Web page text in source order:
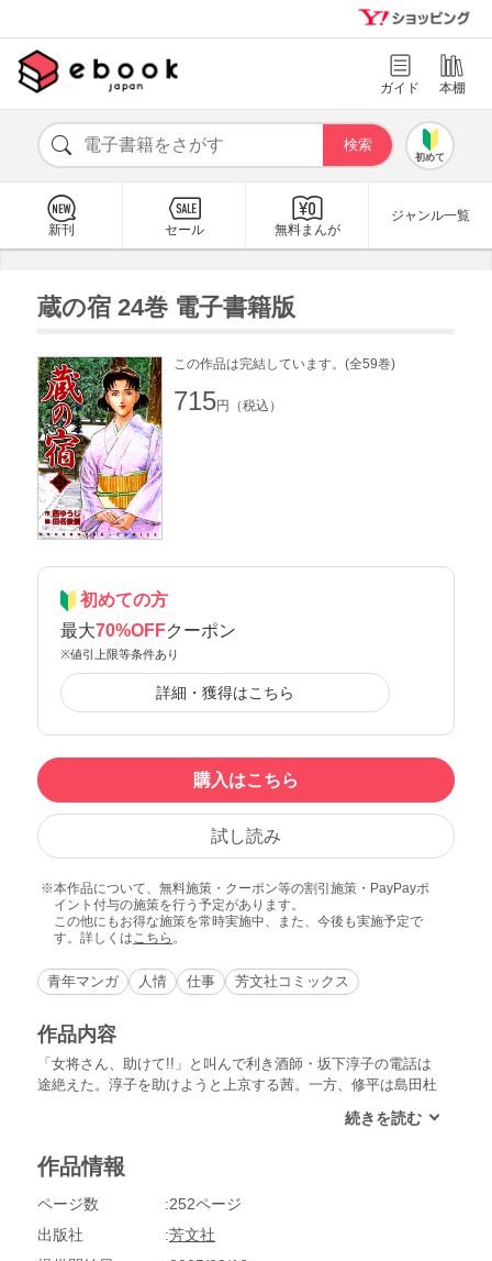
ガイド 本棚
初めて
新刊 セール 無料まんが
ジャンル一覧
蔵の宿 24巻 電子書籍版
この作品は完結しています。(全59巻)
715円（税込）
初めての方
最大70%OFFクーポン
※値引上限等条件あり
詳細・獲得はこちら
購入はこちら
試し読み
本作品について、無料施策・クーポン等の割引施策・PayPayポ
イント付与の施策を行う予定があります。
この他にもお得な施策を常時実施中、また、今後も実施予定で
す。詳しくはこちら 。
青年マンガ 人情 仕事 芳文社コミックス
作品内容
「女将さん、助けて!!」と叫んで利き酒師・坂下淳子の電話は
途絶えた。淳子を助けようと上京する茜。一方、修平は島田杜
作品情報
ページ数
252ページ
出版社
芳文社